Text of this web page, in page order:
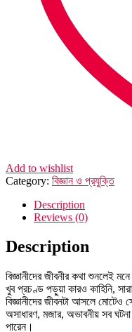
Add to wishlist
Category: বিজ্ঞান ও প্রযুক্তি
Description
Reviews (0)
Description
বিজ্ঞানীদের জীবনীর কথা শুনলেই
খুব প্রচণ্ড পড়ুয়া কারও কাহিনি,
বিজ্ঞানীদের জীবনটা আসলে মোটেও
অসাধারণ, মজার, অভাবনীয় সব
পারেন।